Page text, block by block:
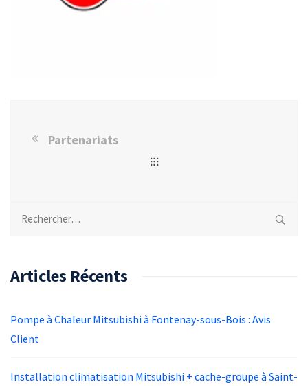
Partenariats
Rechercher :
Articles Récents
Pompe à Chaleur Mitsubishi à Fontenay-sous-Bois : Avis
Client
Installation climatisation Mitsubishi + cache-groupe à Saint-